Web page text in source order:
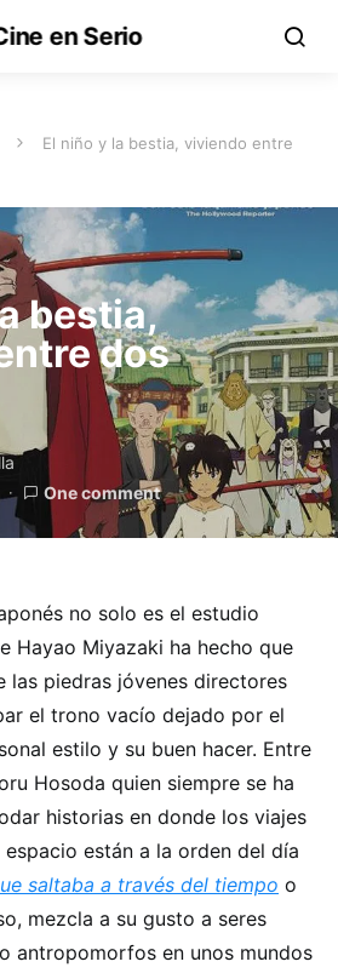
en Serio
El niño y la bestia, viviendo entre
bestia,
dos
One comment
no solo es el estudio
Hayao Miyazaki ha hecho que
las piedras jóvenes directores
el trono vacío dejado por el
estilo y su buen hacer. Entre
Hosoda quien siempre se ha
historias en donde los viajes
están a la orden del día
saltaba a través del tiempo o
mezcla a su gusto a seres
antropomorfos en unos mundos